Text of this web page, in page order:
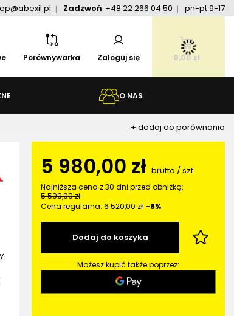
Zadzwoń +48 22 266 04 50 pn-pt 9-17
Porównywarka Zaloguj się 0,00 zł
O NAS
+ dodaj do porównania
5 980,00 zł brutto /szt.
Najniższa cena z 30 dni przed obniżką:
5 599,00 zł
Cena regularna:6 520,00 zł -8%
Dodaj do koszyka
Możesz kupić także poprzez: